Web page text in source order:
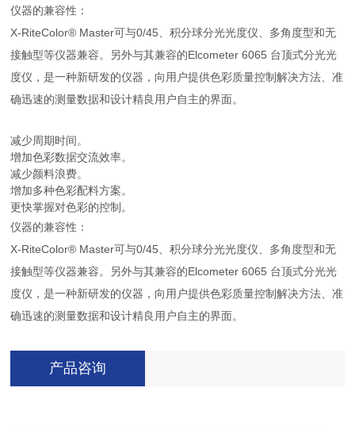
仪器的兼容性：
X-RiteColor® Master可与0/45、积分球分光光度仪、多角度型和无
接触型等仪器兼容。另外与其兼容的Elcometer 6065 台顶式分光光
度仪，是一种新研发的仪器，向用户提供色彩质量控制解决方法、准
确迅速的测量数据和设计精良用户自主的界面。
减少周期时间。
增加色彩数据交流效率。
减少颜料浪费。
增加多种色彩配料方案。
更快掌握对色彩的控制。
仪器的兼容性：
X-RiteColor® Master可与0/45、积分球分光光度仪、多角度型和无
接触型等仪器兼容。另外与其兼容的Elcometer 6065 台顶式分光光
度仪，是一种新研发的仪器，向用户提供色彩质量控制解决方法、准
确迅速的测量数据和设计精良用户自主的界面。
产品咨询